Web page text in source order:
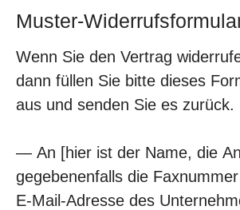
Muster-
Wenn Sie den Vertrag
dann füllen Sie bitte dieses
aus und senden Sie es zurück.
— An [hier ist der Name, die
gegebenenfalls die Faxnummer
E-Mail-Adresse des